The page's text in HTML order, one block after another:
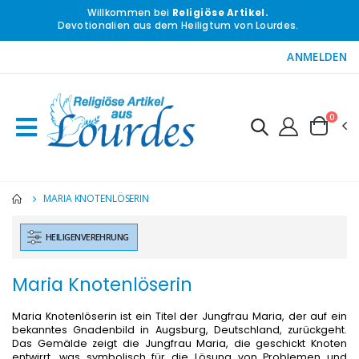
Willkommen bei Religiöse Artikel.
Devotionalien aus dem Heiligtum von Lourdes.
ANMELDEN
0
MARIA KNOTENLÖSERIN
HEILIGENVEREHRUNG
Maria Knotenlöserin
Maria Knotenlöserin ist ein Titel der Jungfrau Maria, der auf ein
bekanntes Gnadenbild in Augsburg, Deutschland, zurückgeht.
Das Gemälde zeigt die Jungfrau Maria, die geschickt Knoten